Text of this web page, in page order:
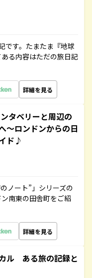
です。たまたま『地球
る内容はただの旅日記
詳細を見る
タベリーと周辺の
～ロンドンからの日
ド♪
ノート”」シリーズの
南東の田舎町をご紹
詳細を見る
ル ある旅の記録と